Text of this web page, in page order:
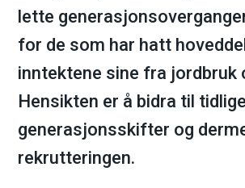
l
e
a
r
lette
for de som har hatt
inntektene sine fra jordbruk
Hensikten er å bidra til
generasjonsskifter og
rekrutteringen.